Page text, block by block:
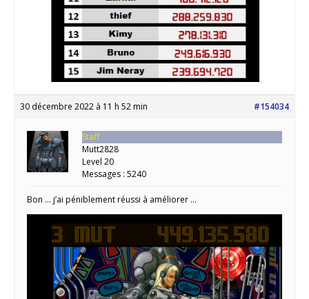
30 décembre 2022 à 11 h 52 min #154034
Staff
Mutt2828
Level 20
Messages : 5240
Bon … j’ai péniblement réussi à améliorer …